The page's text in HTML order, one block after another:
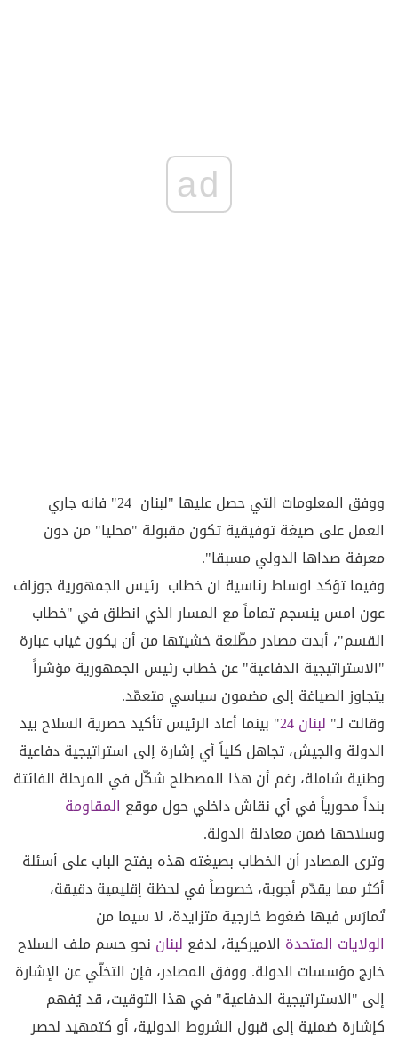
ad
ووفق المعلومات التي حصل عليها "لبنان 24" فانه جاري
العمل على صيغة توفيقية تكون مقبولة "محليا" من دون
معرفة صداها الدولي مسبقا".
وفيما تؤكد اوساط رئاسية ان خطاب رئيس الجمهورية جوزاف
عون امس ينسجم تماماً مع المسار الذي انطلق في "خطاب
القسم"، أبدت مصادر مطّلعة خشيتها من أن يكون غياب عبارة
"الاستراتيجية الدفاعية" عن خطاب رئيس الجمهورية مؤشراً
يتجاوز الصياغة إلى مضمون سياسي متعمّد.
وقالت لـ" لبنان 24
" بينما أعاد الرئيس تأكيد حصرية السلاح بيد
الدولة والجيش، تجاهل كلياً أي إشارة إلى استراتيجية دفاعية
وطنية شاملة، رغم أن هذا المصطلح شكّل في المرحلة الفائتة
بنداً محورياً في أي نقاش داخلي حول موقع المقاومة
وسلاحها ضمن معادلة الدولة.
وترى المصادر أن الخطاب بصيغته هذه يفتح الباب على أسئلة
أكثر مما يقدّم أجوبة، خصوصاً في لحظة إقليمية دقيقة،
تُمارَس فيها ضغوط خارجية متزايدة، لا سيما من
الولايات المتحدة الاميركية، لدفع لبنان نحو حسم ملف السلاح
خارج مؤسسات الدولة. ووفق المصادر، فإن التخلّي عن الإشارة
إلى "الاستراتيجية الدفاعية" في هذا التوقيت، قد يُفهم
كإشارة ضمنية إلى قبول الشروط الدولية، أو كتمهيد لحصر